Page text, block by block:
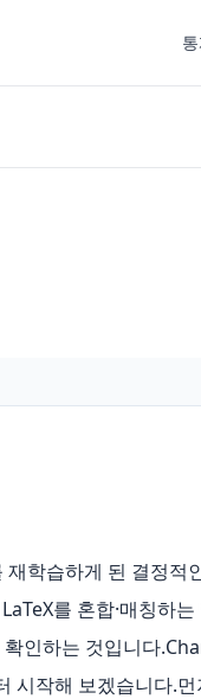
학습하게 된 결정적
를 혼합·매칭하
인하는 것입니다
시작해 보겠습니다.먼